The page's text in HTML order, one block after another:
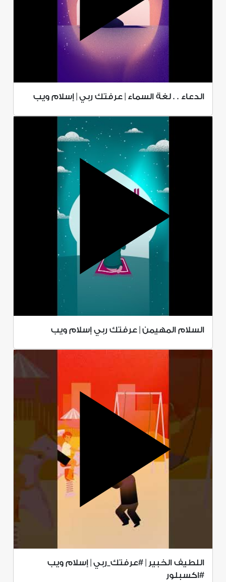
الدعاء . . لغة السماء | عرفتك ربي | إسلام ويب
السلام المهيمن | عرفتك ربي إسلام ويب
اللطيف الخبير | #عرفتك_ربي | إسلام ويب
#اكسبلور